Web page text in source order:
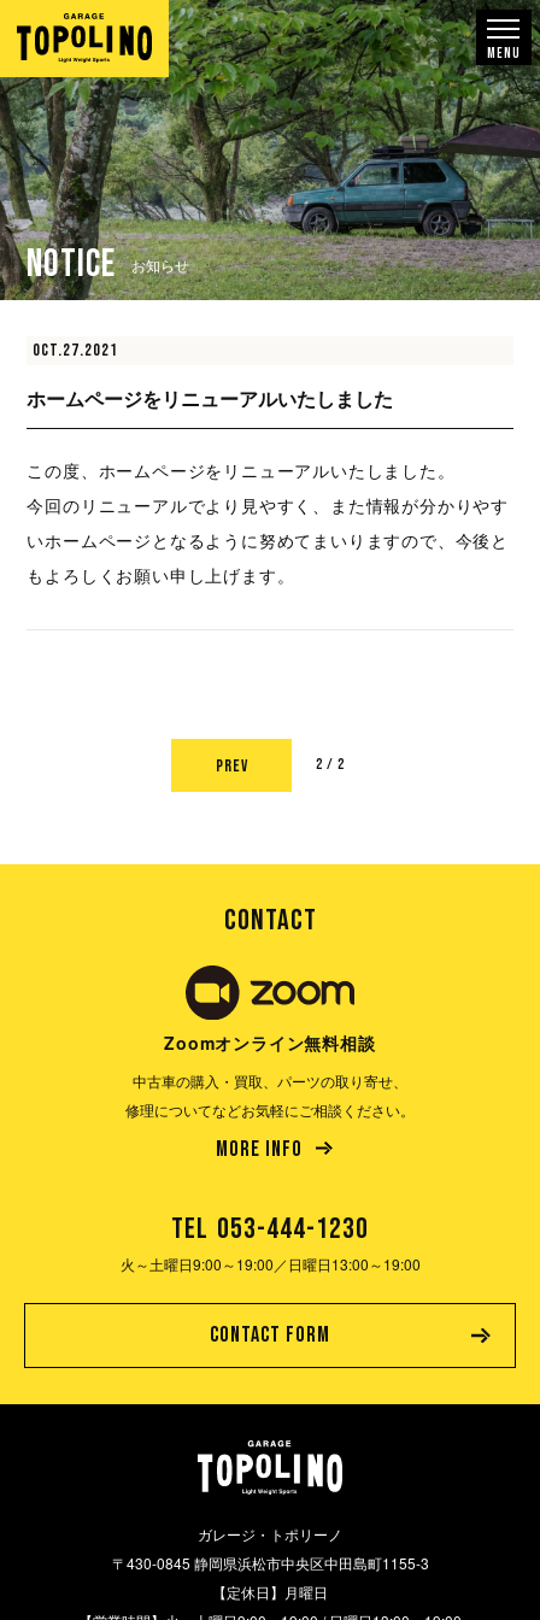
Oct 27 2021
ホームページをリニューアルいたしました
この度、ホームページをリニューアルいたしました。
今回のリニューアルでより見やすく、また情報が分かりやす
いホームページとなるように努めてまいりますので、今後と
もよろしくお願い申し上げます。
2 / 2
PREV
ガレージ・トポリーノ
〒430-0845 静岡県浜松市中央区中田島町1155-3
【定休日】月曜日
CONTACT
TEL 053-444-1230
火～土曜日9:00～19:00／ 日曜日13:00～19:00
CONTACT FORM
Zoomオンライン無料相談
中古車の購入・買取、パーツの取り寄せ、
修理についてなどお気軽にご相談ください。
MORE INFO